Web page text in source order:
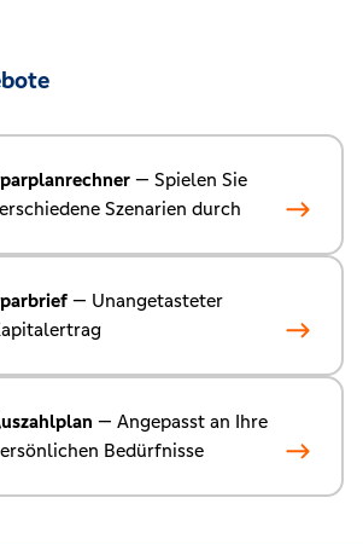
— Spielen Sie
Szenarien durch
— Unangetasteter
— Angepasst an Ihre
Bedürfnisse